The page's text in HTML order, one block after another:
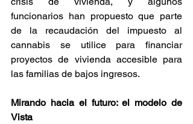
funcionarios han propuesto que parte
de la recaudación del impuesto al
cannabis se utilice para financiar
proyectos de vivienda accesible para
las familias de bajos ingresos.
Mirando hacia el futuro: el modelo de
Vista